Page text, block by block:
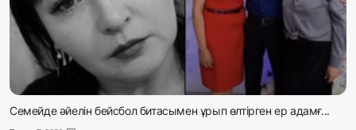
Семейде әйелін бейсбол битасымен ұрып өлтірген ер адамғ...